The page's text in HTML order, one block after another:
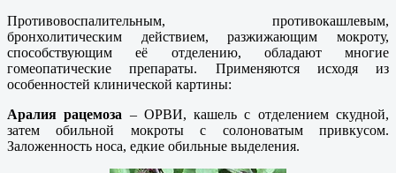
Противовоспалительным, противокашлевым,
бронхолитическим действием, разжижающим мокроту,
способствующим её отделению, обладают многие
гомеопатические препараты. Применяются исходя из
особенностей клинической картины:
Аралия рацемоза – ОРВИ, кашель с отделением скудной,
затем обильной мокроты с солоноватым привкусом.
Заложенность носа, едкие обильные выделения.